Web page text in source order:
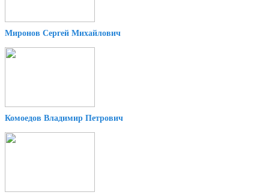
Миронов Сергей Михайлович
Комоедов Владимир Петрович